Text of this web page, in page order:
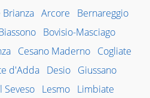
Arcore
Bernareggio
Bovisio-Masciago
Cesano Maderno Cogliate
d'Adda Desio
Giussano
Seveso Lesmo Limbiate